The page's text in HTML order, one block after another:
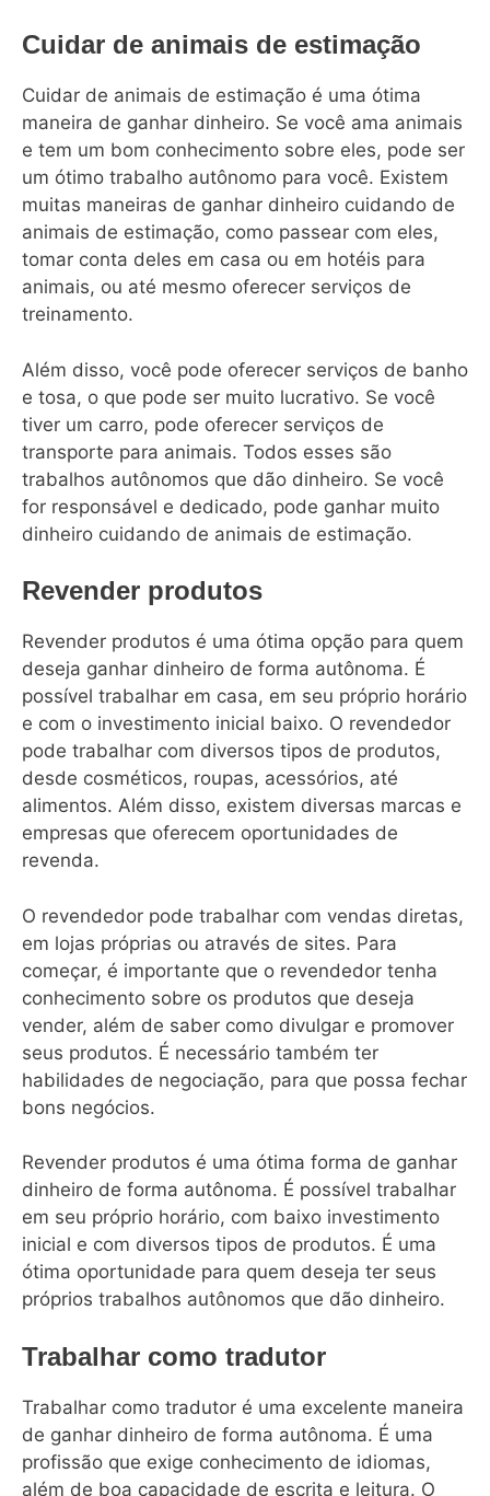
Cuidar de animais de estimação
Cuidar de animais de estimação é uma ótima
maneira de ganhar dinheiro. Se você ama animais
e tem um bom conhecimento sobre eles, pode ser
um ótimo trabalho autônomo para você. Existem
muitas maneiras de ganhar dinheiro cuidando de
animais de estimação, como passear com eles,
tomar conta deles em casa ou em hotéis para
animais, ou até mesmo oferecer serviços de
treinamento.
Além disso, você pode oferecer serviços de banho
e tosa, o que pode ser muito lucrativo. Se você
tiver um carro, pode oferecer serviços de
transporte para animais. Todos esses são
trabalhos autônomos que dão dinheiro. Se você
for responsável e dedicado, pode ganhar muito
dinheiro cuidando de animais de estimação.
Revender produtos
Revender produtos é uma ótima opção para quem
deseja ganhar dinheiro de forma autônoma. É
possível trabalhar em casa, em seu próprio horário
e com o investimento inicial baixo. O revendedor
pode trabalhar com diversos tipos de produtos,
desde cosméticos, roupas, acessórios, até
alimentos. Além disso, existem diversas marcas e
empresas que oferecem oportunidades de
revenda.
O revendedor pode trabalhar com vendas diretas,
em lojas próprias ou através de sites. Para
começar, é importante que o revendedor tenha
conhecimento sobre os produtos que deseja
vender, além de saber como divulgar e promover
seus produtos. É necessário também ter
habilidades de negociação, para que possa fechar
bons negócios.
Revender produtos é uma ótima forma de ganhar
dinheiro de forma autônoma. É possível trabalhar
em seu próprio horário, com baixo investimento
inicial e com diversos tipos de produtos. É uma
ótima oportunidade para quem deseja ter seus
próprios trabalhos autônomos que dão dinheiro.
Trabalhar como tradutor
Trabalhar como tradutor é uma excelente maneira
de ganhar dinheiro de forma autônoma. É uma
profissão que exige conhecimento de idiomas,
além de boa capacidade de escrita e leitura. O